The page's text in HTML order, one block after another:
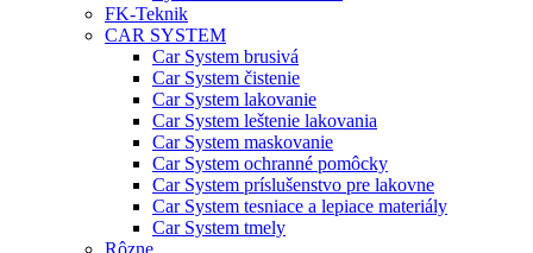
FK-Teknik
CAR SYSTEM
Car System brusivá
Car System čistenie
Car System lakovanie
Car System leštenie lakovania
Car System maskovanie
Car System ochranné pomôcky
Car System príslušenstvo pre lakovne
Car System tesniace a lepiace materiály
Car System tmely
Rôzne